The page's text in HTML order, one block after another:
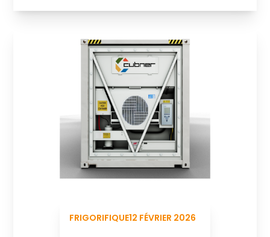
FRIGORIFIQUE12 FÉVRIER 2026